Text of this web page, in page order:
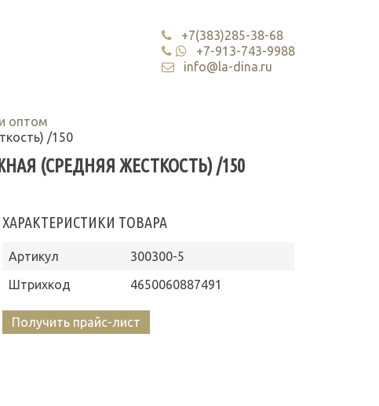
+7(383)285-38-68
+7-913-743-9988
info@la-dina.ru
оптом
/150
(СРЕДНЯЯ ЖЕСТКОСТЬ) /150
ХАРАКТЕРИСТИКИ ТОВАРА
Артикул
300300-5
Штрихкод
4650060887491
Получить прайс-лист